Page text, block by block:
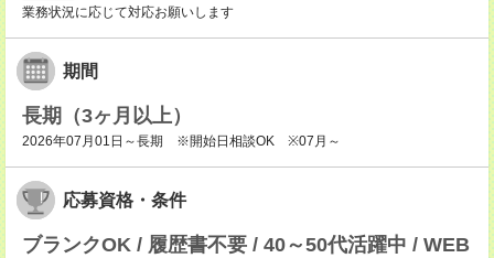
業務状況に応じて対応お願いします
期間
長期（3ヶ月以上）
2026年07月01日～長期 ※開始日相談OK ※07月～
応募資格・条件
ブランクOK / 履歴書不要 / 40～50代活躍中 / WEB